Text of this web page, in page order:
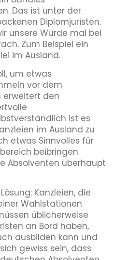
Das ist unter der
Diplomjuristen.
unsere Würde mal bei
Zum Beispiel ein
im Ausland.
um etwas
vor dem
erweitert den
ist es
im Ausland zu
etwas Sinnvolles für
beibringen
Absolventen überhaupt
Kanzleien, die
Wahlstationen
üblicherweise
an Bord haben,
ausbilden kann und
gewiss sein, dass